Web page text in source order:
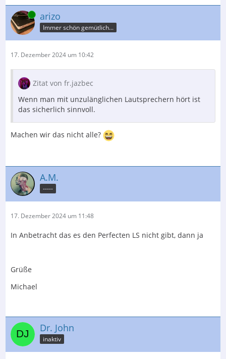
Online arizo
Immer schön gemütlich...
17. Dezember 2024 um 10:42
Zitat von fr.jazbec
Wenn man mit unzulänglichen Lautsprechern hört ist
das sicherlich sinnvoll.
Machen wir das nicht alle?
A.M.
-----
17. Dezember 2024 um 11:48
In Anbetracht das es den Perfecten LS nicht gibt, dann ja
Grüße
Michael
Dr. John
inaktiv